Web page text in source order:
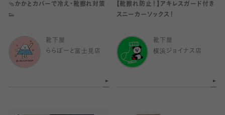
🩴かかとカバーで冷え・靴擦れ対策
👟
靴下屋
ららぽーと富士見店
【靴擦れ防止！】アキレスガード付き
スニーカーソックス！
靴下屋
横浜ジョイナス店